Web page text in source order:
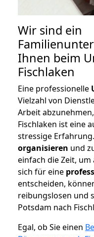
Wir sind ein
Ihnen beim
Fischlaken
Eine professionelle
Vielzahl von
Arbeit
Fischlaken ist eine
stressige
organisieren und
einfach die Zeit, um
sich für eine
entscheiden,
reibungslosen und
Potsdam nach
Egal, ob Sie einen